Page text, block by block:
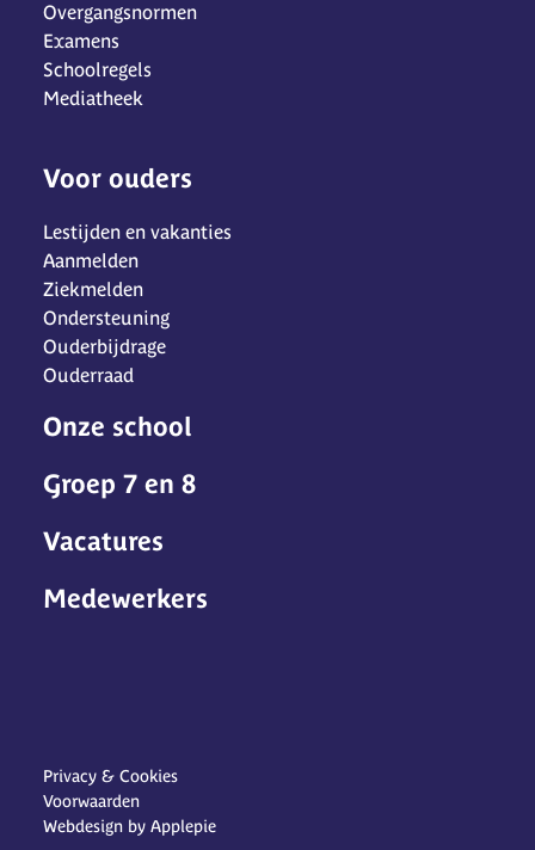
Overgangsnormen
Examens
Schoolregels
Mediatheek
Voor ouders
Lestijden en vakanties
Aanmelden
Ziekmelden
Ondersteuning
Ouderbijdrage
Ouderraad
Onze school
Groep 7 en 8
Vacatures
Medewerkers
Privacy & Cookies
Voorwaarden
Webdesign by Applepie